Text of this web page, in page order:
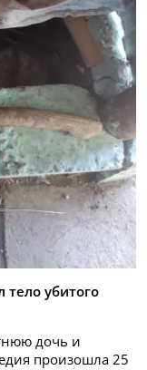
тело убитого
дочь и
произошла 25